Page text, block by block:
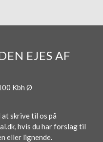
EJES AF
Kbh Ø
skrive til os på
hvis du har forslag til
eller lignende.